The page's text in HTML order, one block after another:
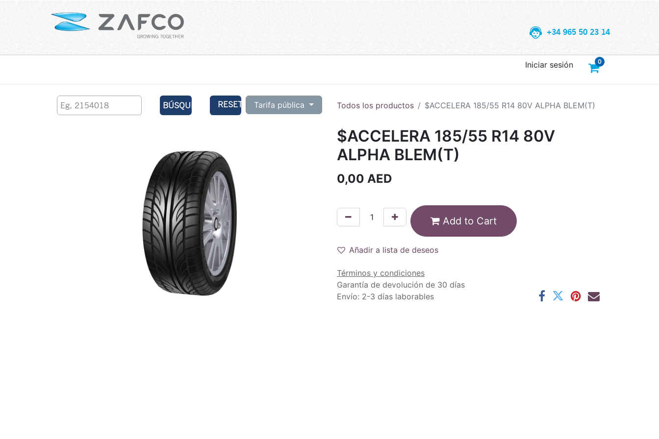
+34 965 50 23 14
0
Iniciar sesión
BÚSQUEDA RESET Tarifa pública Todos los productos $ACCELERA 185/55 R14 80V ALPHA BLEM(T)
$ACCELERA 185/55 R14 80V
ALPHA BLEM(T)
0,00 AED
Add to Cart
Añadir a lista de deseos
Términos y condiciones
Garantía de devolución de 30 días
Envío: 2-3 días laborables